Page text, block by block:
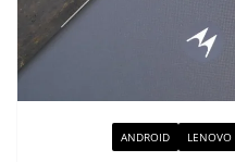
ANDROID LENOVO